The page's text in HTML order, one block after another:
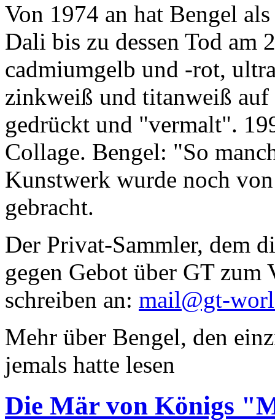
Von 1974 an hat Bengel
Dali bis zu dessen Tod am
cadmiumgelb und -rot,
zinkweiß und titanweiß
gedrückt und "vermalt".
Collage. Bengel: "So
Kunstwerk wurde noch
gebracht.
Der Privat-Sammler, dem
gegen Gebot über GT zum
schreiben an: mail@gt-
Mehr über Bengel, den
jemals hatte lesen
Die Mär von Königs